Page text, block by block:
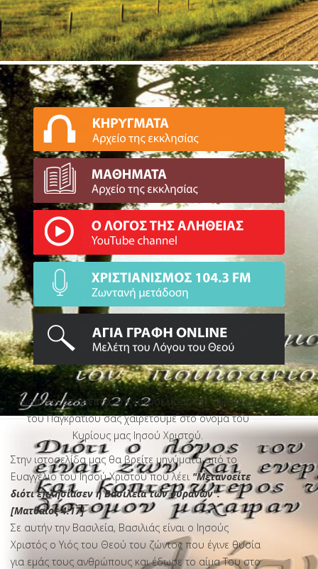
ΕΑΕΠ Παγκρατίου
ΡΑΔΙΟΦΩΝΙΚΟΣ ΣΤΑΘΜΟΣ
Αγαπητοί επισκέπτες της ιστοσελίδας της εκκλησίας
του Παγκρατίου σας χαιρετούμε στο όνομα του
Κυρίους μας Ιησού Χριστού.
Στην ιστοσελίδα μας θα βρείτε μηνύματα από το
Ευαγγέλιο του Ιησού Χριστού που λέει "Μετανοείτε
διότι επλησίασεν η Βασιλεία των ουρανών".
[Ματθαίος 4:17]
Σε αυτήν την Βασιλεία, Βασιλιάς είναι ο Ιησούς
Χριστός ο Υιός του Θεού του ζώντος που έγινε θυσία
για εμάς τους ανθρώπους και έδωσε το αίμα Του στο